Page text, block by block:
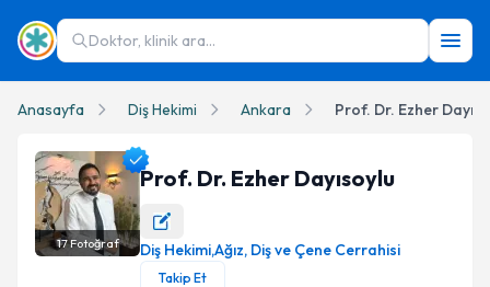
Doktor, klinik ara...
Anasayfa Diş Hekimi Ankara Prof. Dr. Ezher
Prof. Dr. Ezher Dayısoylu Profil Fotoğrafı
17Fotoğraf
Prof. Dr. Ezher Dayısoylu
Diş Hekimi,Ağız, Diş ve Çene Cerrahisi
Takip Et